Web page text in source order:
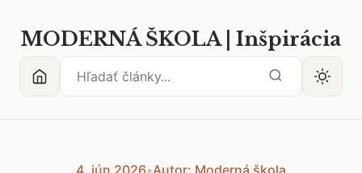
MODERNÁ ŠKOLA | Inšpirácia
4. jún 2026•Autor: Moderná škola